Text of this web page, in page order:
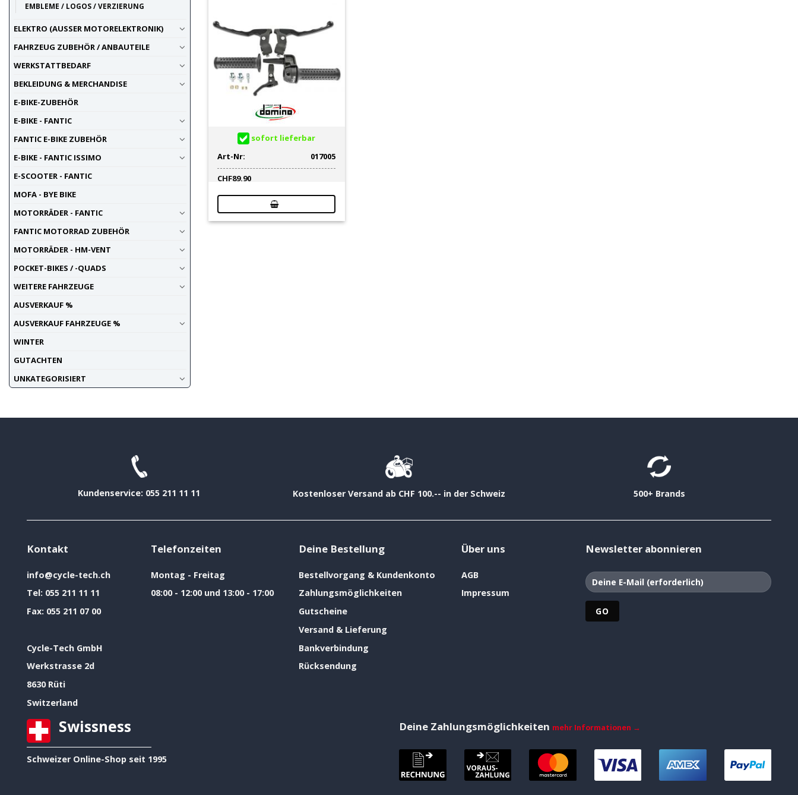
EMBLEME / LOGOS / VERZIERUNG
ELEKTRO (AUSSER MOTORELEKTRONIK)
FAHRZEUG ZUBEHÖR / ANBAUTEILE
WERKSTATTBEDARF
BEKLEIDUNG & MERCHANDISE
E-BIKE-ZUBEHÖR
E-BIKE - FANTIC
FANTIC E-BIKE ZUBEHÖR
E-BIKE - FANTIC ISSIMO
E-SCOOTER - FANTIC
MOFA - BYE BIKE
MOTORRÄDER - FANTIC
FANTIC MOTORRAD ZUBEHÖR
MOTORRÄDER - HM-VENT
POCKET-BIKES / -QUADS
WEITERE FAHRZEUGE
AUSVERKAUF %
AUSVERKAUF FAHRZEUGE %
WINTER
GUTACHTEN
UNKATEGORISIERT
sofort lieferbar
Art-Nr:
017005
CHF89.90
Kundenservice: 055 211 11 11 Kostenloser Versand ab CHF 100.-- in der Schweiz 500+ Brands
Kontakt
info@cycle-tech.ch
Tel: 055 211 11 11
Fax: 055 211 07 00
Cycle-Tech GmbH
Werkstrasse 2d
8630 Rüti
Switzerland
Telefonzeiten
Montag - Freitag
08:00 - 12:00 und 13:00 - 17:00
Deine Bestellung
Bestellvorgang & Kundenkonto
Zahlungsmöglichkeiten
Gutscheine
Versand & Lieferung
Bankverbindung
Rücksendung
Über uns
AGB
Impressum
Newsletter abonnieren
Swissness
Schweizer Online-Shop seit 1995
Deine Zahlungsmöglichkeiten mehr Informationen →